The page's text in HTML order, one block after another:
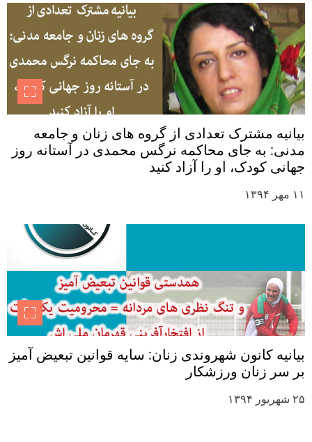
بیانیه مشترک تعدادی از گروه های زنان و جامعه
مدنی: به جای محاکمه نرگس محمدی در آستانه روز
جهانی کودک، او را آزاد کنید
۱۱ مهر ۱۳۹۴
بیانیه کانون شهروندی زنان: سایه قوانین تبعیض آمیز
بر سر زنان ورزشکار
۲۵ شهریور ۱۳۹۴